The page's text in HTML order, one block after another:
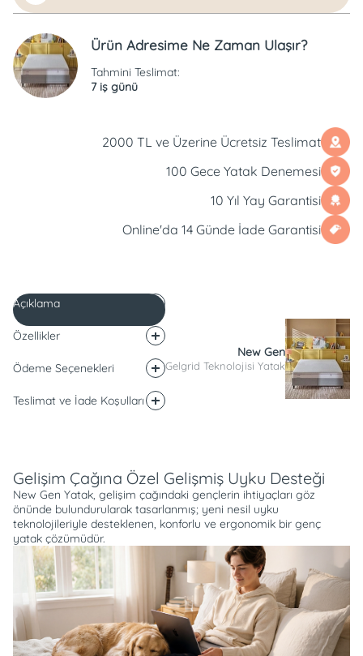
Ürün Adresime Ne Zaman Ulaşır?
Tahmini Teslimat:
7 iş günü
2000 TL ve Üzerine Ücretsiz Teslimat
100 Gece Yatak Denemesi
10 Yıl Yay Garantisi
Online'da 14 Günde İade Garantisi
Açıklama
Özellikler
Ödeme Seçenekleri
Teslimat ve İade Koşulları
New Gen
Gelgrid Teknolojisi Yatak
Gelişim Çağına Özel Gelişmiş Uyku Desteği
New Gen Yatak, gelişim çağındaki gençlerin ihtiyaçları göz
önünde bulundurularak tasarlanmış; yeni nesil uyku
teknolojileriyle desteklenen, konforlu ve ergonomik bir genç
yatak çözümüdür.